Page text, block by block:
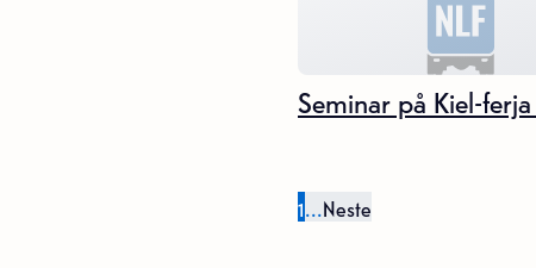
Seminar på Kiel-
1...Neste